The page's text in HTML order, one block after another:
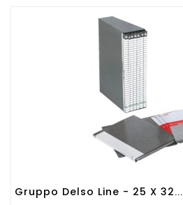
Gruppo Delso Line - 25 X 32...